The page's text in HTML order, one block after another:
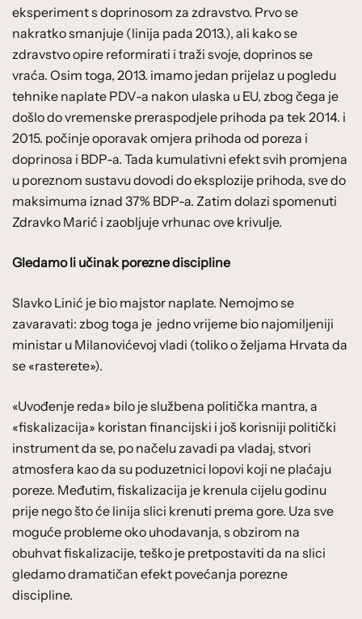
eksperiment s doprinosom za zdravstvo. Prvo se
nakratko smanjuje (linija pada 2013.), ali kako se
zdravstvo opire reformirati i traži svoje, doprinos se
vraća. Osim toga, 2013. imamo jedan prijelaz u pogledu
tehnike naplate PDV-a nakon ulaska u EU, zbog čega je
došlo do vremenske preraspodjele prihoda pa tek 2014. i
2015. počinje oporavak omjera prihoda od poreza i
doprinosa i BDP-a. Tada kumulativni efekt svih promjena
u poreznom sustavu dovodi do eksplozije prihoda, sve do
maksimuma iznad 37% BDP-a. Zatim dolazi spomenuti
Zdravko Marić i zaobljuje vrhunac ove krivulje.
Gledamo li učinak porezne discipline
Slavko Linić je bio majstor naplate. Nemojmo se
zavaravati: zbog toga je jedno vrijeme bio najomiljeniji
ministar u Milanovićevoj vladi (toliko o željama Hrvata da
se «rasterete»).
«Uvođenje reda» bilo je službena politička mantra, a
«fiskalizacija» koristan financijski i još korisniji politički
instrument da se, po načelu zavadi pa vladaj, stvori
atmosfera kao da su poduzetnici lopovi koji ne plaćaju
poreze. Međutim, fiskalizacija je krenula cijelu godinu
prije nego što će linija slici krenuti prema gore. Uza sve
moguće probleme oko uhodavanja, s obzirom na
obuhvat fiskalizacije, teško je pretpostaviti da na slici
gledamo dramatičan efekt povećanja porezne
discipline.